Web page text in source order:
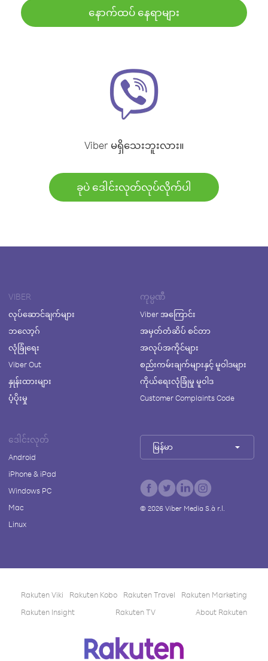
နောက်ထပ် နေရာများ
Viber မရှိသေးဘူးလား။
ခုပဲ ဒေါင်းလုတ်လုပ်လိုက်ပါ
VIBER
လုပ်ဆောင်ချက်များ
ဘလော့ဂ်
လုံခြုံရေး
Viber Out
နှုန်းထားများ
ပံ့ပိုးမှု
ကုမ္ပဏီ
Viber အကြောင်း
အမှတ်တံဆိပ် စင်တာ
အလုပ်အကိုင်များ
စည်းကမ်းချက်များနှင့် မူဝါဒများ
ကိုယ်ရေးလုံခြုံမှု မူဝါဒ
Customer Complaints Code
ဒေါင်းလုတ်
Android
iPhone & iPad
Windows PC
Mac
Linux
မြန်မာ
© 2026Viber Media S.à r.l.
Rakuten Viki Rakuten Kobo Rakuten Travel
Rakuten Marketing
Rakuten Insight
Rakuten TV About Rakuten